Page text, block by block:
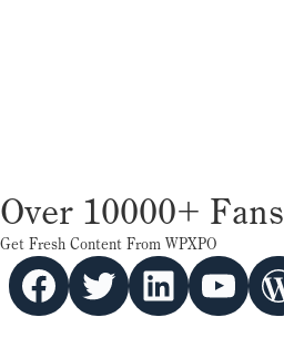
Over 10000+ Fans
Get Fresh Content From WPXPO
Facebook Twitter hello vaa YouTube WordPress